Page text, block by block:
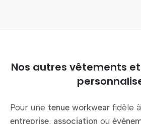
Nos autres vêtements
Pour une tenue workwear fidèle
entreprise, association ou